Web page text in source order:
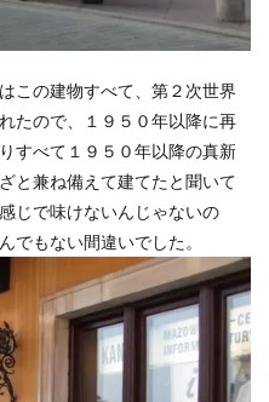
この建物すべて、第２次世界
たので、１９５０年以降に再
すべて１９５０年以降の真新
と兼ね備えて建てたと聞いて
じで味けないんじゃないの
でもない間違いでした。